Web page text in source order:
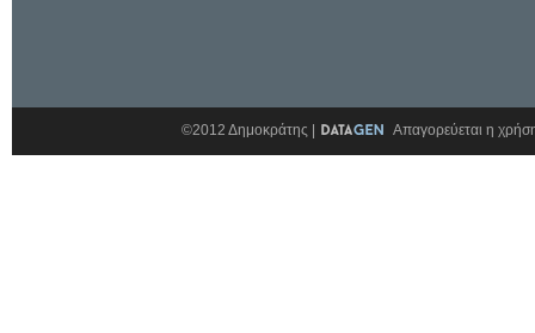
©2012 Δημοκράτης | Απαγορεύεται η